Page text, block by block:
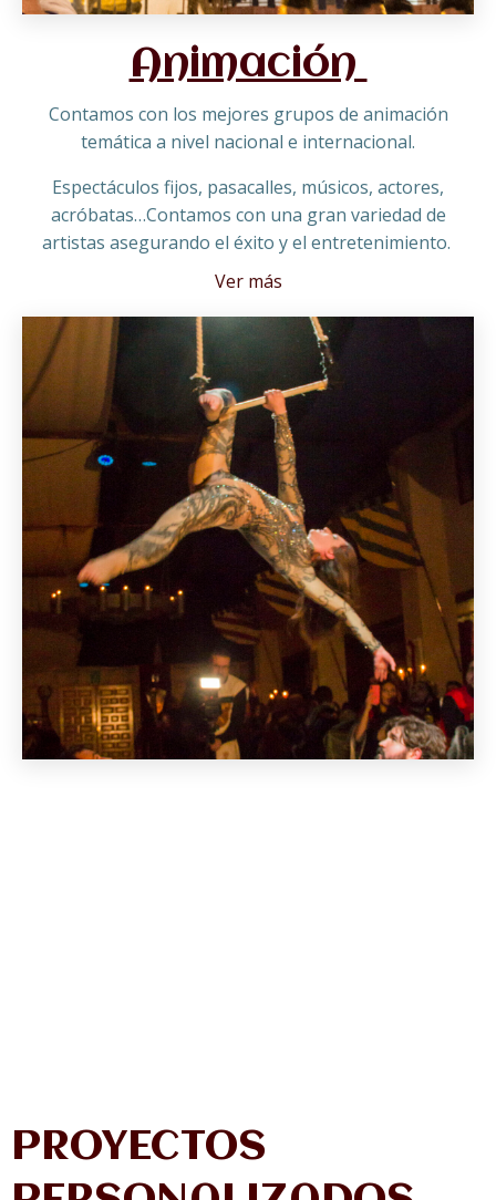
Animación
Contamos con los mejores grupos de animación
temática a nivel nacional e internacional.
Espectáculos fijos, pasacalles, músicos, actores,
acróbatas…Contamos con una gran variedad de
artistas asegurando el éxito y el entretenimiento.
Ver más
PROYECTOS